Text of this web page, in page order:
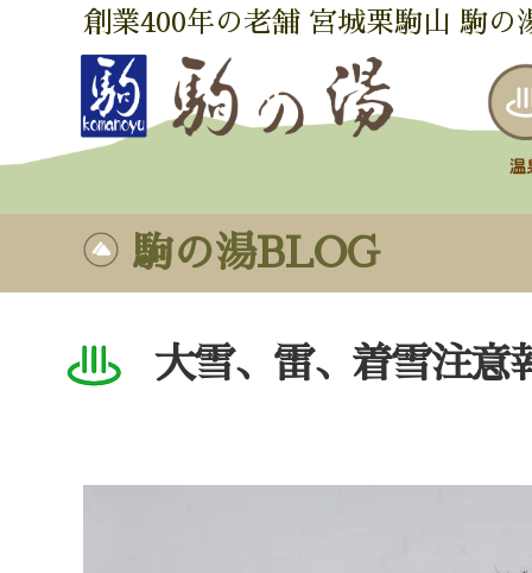
創業400年の老舗 宮城栗駒山 駒の
駒の湯BLOG
大雪、雷、着雪注意